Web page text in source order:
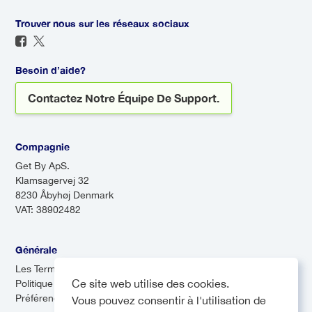
Ce site web utilise des cookies.
Vous pouvez consentir à l'utilisation de
différents endroits. Bien que les
prendre plus de temps en raison
des arrêts multiples.
même si votre vol arrive en
jamais à vous inquiéter du
transport à votre arrivée.
Trouver nous sur les réseaux sociaux
Besoin d’aide?
Contactez Notre Équipe De Support.
Compagnie
Get By ApS.
Klamsagervej 32
8230 Åbyhøj Denmark
VAT: 38902482
Générale
Les Termes & Conditions
Politique de confidentialité
Préférences de cookies